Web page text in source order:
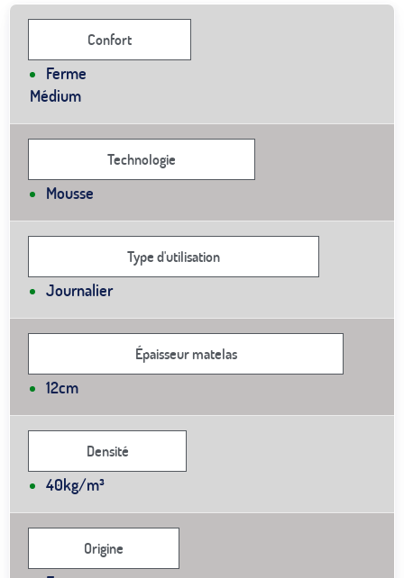
Confort
Ferme
Médium
Technologie
Mousse
Type d'utilisation
Journalier
Épaisseur matelas
12cm
Densité
40kg/m³
Origine